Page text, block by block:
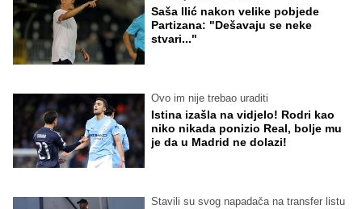
Saša Ilić nakon velike pobjede
Partizana: "Dešavaju se neke
stvari..."
Ovo im nije trebao uraditi
Istina izašla na vidjelo! Rodri kao
niko nikada ponizio Real, bolje mu
je da u Madrid ne dolazi!
Stavili su svog napadača na transfer listu